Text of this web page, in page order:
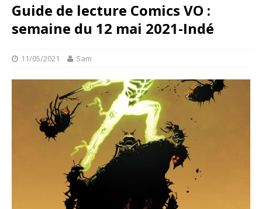
Guide de lecture Comics VO :
semaine du 12 mai 2021-Indé
11/05/2021 Sam